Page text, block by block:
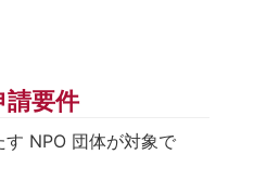
請要件
NPO 団体が対象で